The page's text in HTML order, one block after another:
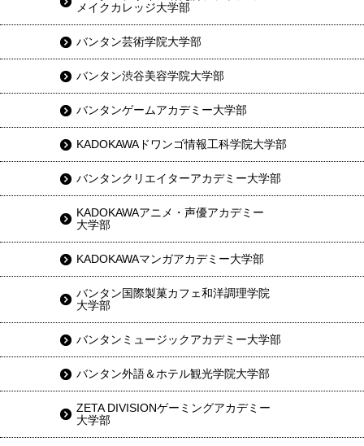
メイクカレッジ大学部
バンタン芸術学院大学部
バンタン渋谷美容学院大学部
バンタンゲームアカデミー大学部
KADOKAWAドワンゴ情報工科学院大学部
バンタンクリエイターアカデミー大学部
KADOKAWAアニメ・声優アカデミー
大学部
KADOKAWAマンガアカデミー大学部
バンタン国際製菓カフェ和洋調理学院
大学部
バンタンミュージックアカデミー大学部
バンタン外語＆ホテル観光学院大学部
ZETA DIVISIONゲーミングアカデミー
大学部